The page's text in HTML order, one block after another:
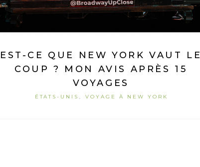
EST-CE QUE NEW YORK VAUT LE
COUP ? MON AVIS APRÈS 15
VOYAGES
ÉTATS-UNIS , VOYAGE À NEW YORK